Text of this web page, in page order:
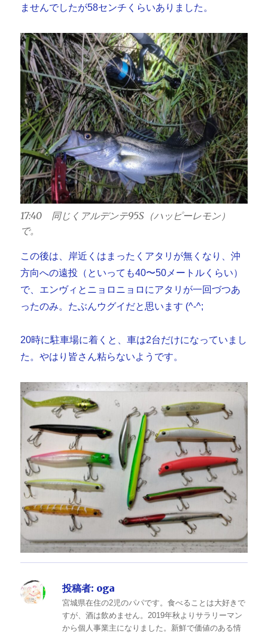
ませんでしたが58センチくらいありました。
17:40 同じくアルデンテ95S（ハッピーレモン）
で。
この後は、岸近くはまったくアタリが無くなり、沖
方向への遠投（といっても40〜50メートルくらい）
で、エンヴィとニョロニョロにアタリが一回づつあ
ったのみ。たぶんウグイだと思います (^-^;
20時に駐車場に着くと、車は2台だけになっていまし
た。やはり皆さん粘らないようです。
投稿者: oga
宮城県在住の2児のパパです。食べることは大好きで
すが、酒は飲めません。2019年秋よりサラリーマン
から個人事業主になりました。新鮮で価値のある情